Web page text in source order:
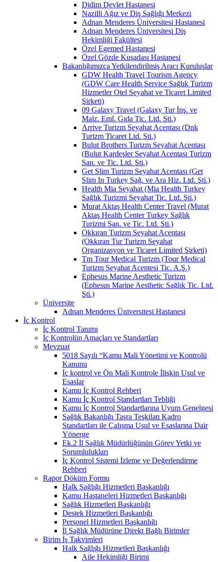
Didim Devlet Hastanesi
Nazilli Ağız ve Diş Sağlığı Merkezi
Adnan Menderes Üniversitesi Hastanesi
Adnan Menderes Üniversitesi Diş
Hekimliği Fakültesi
Özel Egemed Hastanesi
Özel Gözde Kuşadası Hastanesi
Bakanlığımızca Yetkilendirilmiş Aracı Kuruluşlar
GDW Health Travel Tourism Agency
(GDW Care Health Service Sağlık Turizm
Hizmetler Otel Seyahat ve Ticaret Limited
Şirketi)
09 Galaxy Travel (Galaxy Tur İnş. ve
Malz. Eml. Gıda Tic. Ltd. Şti.)
Arrive Turizm Seyahat Acentası (Dnk
Turizm Ticaret Ltd. Şti.)
Bulut Brothers Turizm Seyahat Acentası
(Bulut Kardeşler Seyahat Acentası Turizm
San. ve Tic. Ltd. Şti.)
Get Slim Turizm Seyahat Acentası (Get
Slim In Turkey Sağ. ve Ara Hiz. Ltd. Şti.)
Health Mia Seyahat (Mia Health Turkey
Sağlık Turizmi Seyahat Tic. Ltd. Şti.)
Murat Aktaş Health Center Travel (Murat
Aktaş Health Center Turkey Sağlık
Turizmi San. ve Tic. Ltd. Şti.)
Okkıran Turizm Seyahat Acentası
(Okkıran Tur Turizm Seyahat
Organizasyon ve Ticaret Limited Şirketi)
Tm Tour Medical Turizm (Tour Medical
Turizm Seyahat Acentesi Tic. A.Ş.)
Ephesus Marine Aesthetic Turizm
(Ephesus Marine Aesthetic Sağlık Tic. Ltd.
Şti.)
Üniversite
Adnan Menderes Üniversitesi Hastanesi
İç Kontrol
İç Kontrol Tanımı
İç Kontrolün Amaçları ve Standartları
Mevzuat
5018 Sayılı “Kamu Mali Yönetimi ve Kontrolü
Kanunu
İç kontrol ve Ön Mali Kontrole İlişkin Usul ve
Esaslar
Kamu İç Kontrol Rehberi
Kamu İç Kontrol Standartları Tebliği
Kamu İç Kontrol Standartlarına Uyum Genelgesi
Sağlık Bakanlığı Taşra Teşkilatı Kadro
Standartları ile Çalışma Usul ve Esaslarına Dair
Yönerge
Ek.2 İl Sağlık Müdürlüğünün Görev Yetki ve
Sorumlulukları
İç Kontrol Sistemi İzleme ve Değerlendirme
Rehberi
Rapor Döküm Formu
Halk Sağlığı Hizmetleri Başkanlığı
Kamu Hastaneleri Hizmetleri Başkanlığı
Sağlık Hizmetleri Başkanlığı
Destek Hizmetleri Başkanlığı
Personel Hizmetleri Başkanlığı
İl Sağlık Müdürüne Direkt Bağlı Birimler
Birim İş Takvimleri
Halk Sağlığı Hizmetleri Başkanlığı
Aile Hekimliği Birimi